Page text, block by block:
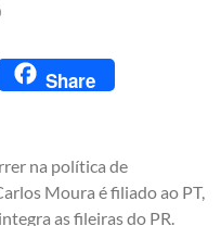
Share
na política de
Moura é filiado ao PT,
as fileiras do PR.